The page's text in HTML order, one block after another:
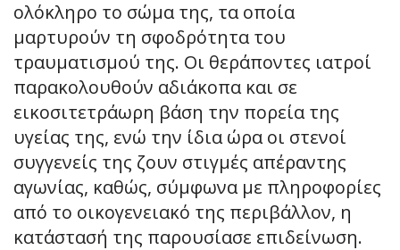
ολόκληρο το σώμα της, τα οποία
μαρτυρούν τη σφοδρότητα του
τραυματισμού της. Οι θεράποντες ιατροί
παρακολουθούν αδιάκοπα και σε
εικοσιτετράωρη βάση την πορεία της
υγείας της, ενώ την ίδια ώρα οι στενοί
συγγενείς της ζουν στιγμές απέραντης
αγωνίας, καθώς, σύμφωνα με πληροφορίες
από το οικογενειακό της περιβάλλον, η
κατάστασή της παρουσίασε επιδείνωση.